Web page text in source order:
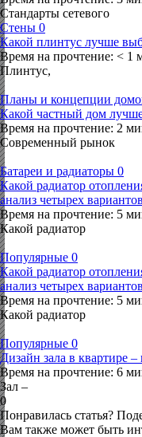
Стандарты сетевого
Стены 0
Какой плинтус лучше
Время на прочтение: < 1
Плинтус,
Планы и концепции
Какой частный дом
Время на прочтение: 2
Современный рынок
Батареи и радиаторы 0
Какой радиатор
анализ четырех вариантов
Время на прочтение: 5
Какой радиатор
Популярные 0
Какой радиатор
анализ четырех вариантов
Время на прочтение: 5
Какой радиатор
Популярные 0
Дизайн зала в квартире
Время на прочтение: 6
Зал –
0
Понравилась статья?
Вам также может быть